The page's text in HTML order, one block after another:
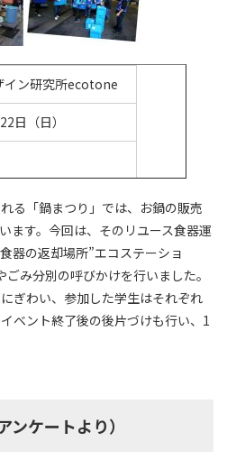
イン研究所ecotone
日（日）
ンタースタッフ1名
る「鍋まつり」では、お鍋の販売
ます。今回は、そのリユース食器運
器の返却場所”エコステーショ
み分別の呼びかけを行いました。
ぎわい、参加した学生はそれぞれ
ベント終了後の後片づけも行い、1
ケートより）